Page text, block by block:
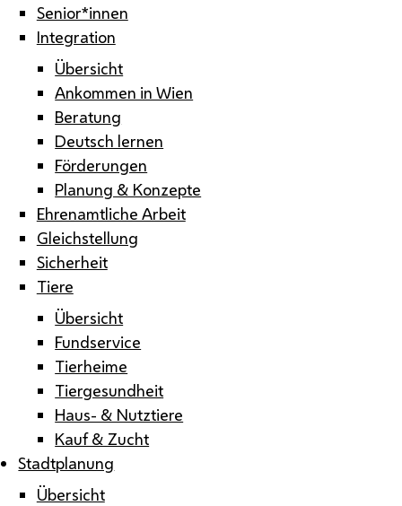
Senior*innen
Integration
Übersicht
Ankommen in Wien
Beratung
Deutsch lernen
Förderungen
Planung & Konzepte
Ehrenamtliche Arbeit
Gleichstellung
Sicherheit
Tiere
Übersicht
Fundservice
Tierheime
Tiergesundheit
Haus- & Nutztiere
Kauf & Zucht
Stadtplanung
Übersicht